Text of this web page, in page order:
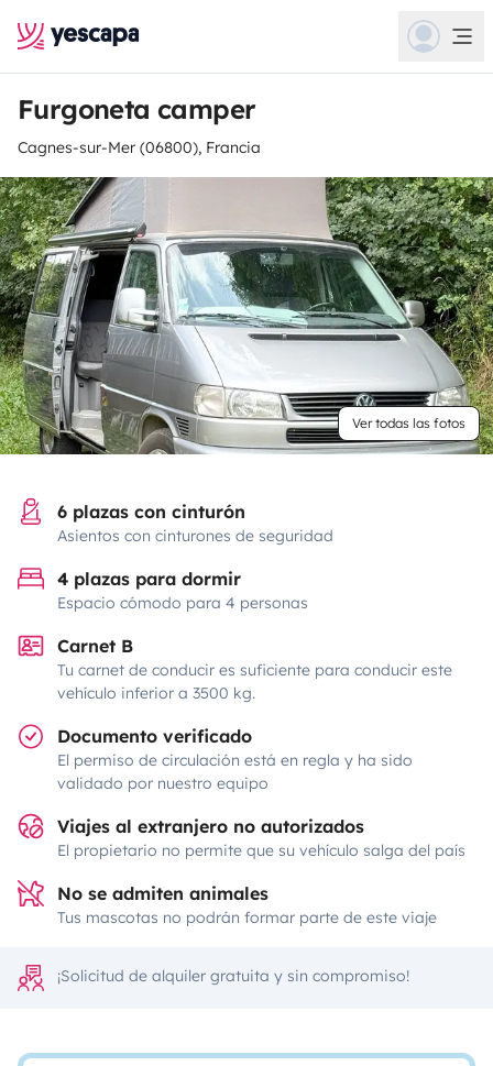
Furgoneta camper
Cagnes-sur-Mer (06800), Francia
Ver todas las fotos
6 plazas con cinturón
Asientos con cinturones de seguridad
4 plazas para dormir
Espacio cómodo para 4 personas
Carnet B
Tu carnet de conducir es suficiente para conducir este
vehículo inferior a 3500 kg.
Documento verificado
El permiso de circulación está en regla y ha sido
validado por nuestro equipo
Viajes al extranjero no autorizados
El propietario no permite que su vehículo salga del país
No se admiten animales
Tus mascotas no podrán formar parte de este viaje
¡Solicitud de alquiler gratuita y sin compromiso!